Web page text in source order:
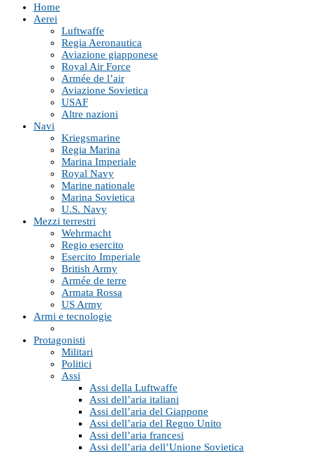
Home
Aerei
Luftwaffe
Regia Aeronautica
Aviazione giapponese
Royal Air Force
Armée de l’air
Aviazione Sovietica
USAF
Altre nazioni
Navi
Kriegsmarine
Regia Marina
Marina Imperiale
Royal Navy
Marine nationale
Marina Sovietica
U.S. Navy
Mezzi terrestri
Wehrmacht
Regio esercito
Esercito Imperiale
British Army
Armée de terre
Armata Rossa
US Army
Armi e tecnologie
Protagonisti
Militari
Politici
Assi
Assi della Luftwaffe
Assi dell’aria italiani
Assi dell’aria del Giappone
Assi dell’aria del Regno Unito
Assi dell’aria francesi
Assi dell’aria dell’Unione Sovietica